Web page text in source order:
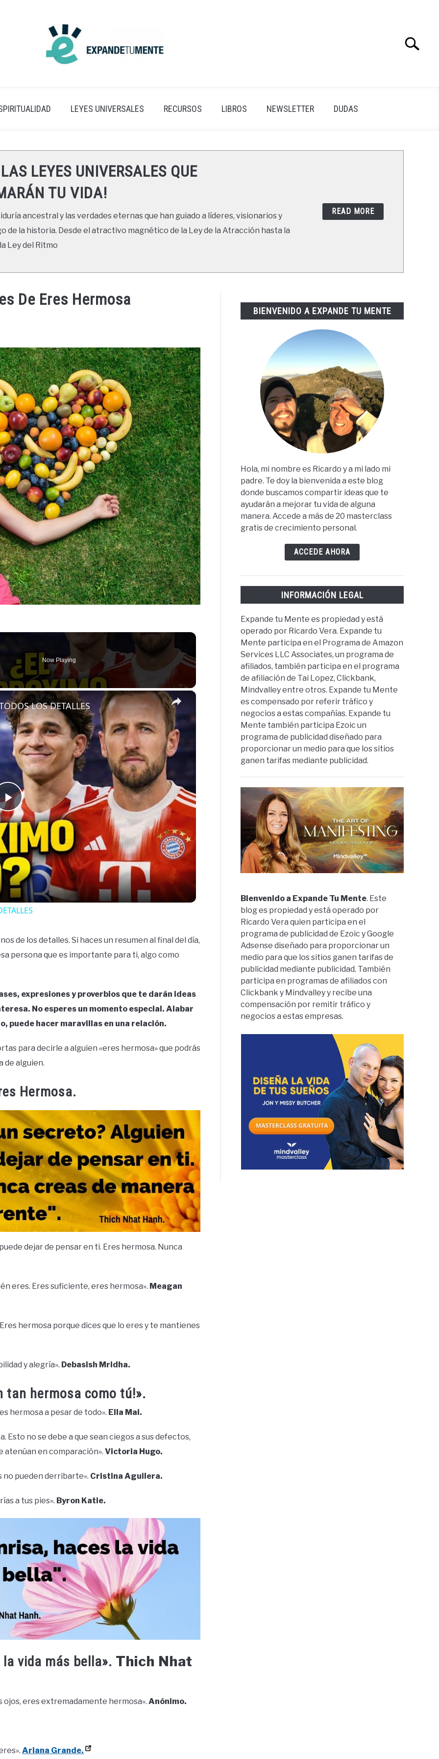
Search
LEYES UNIVERSALES RECURSOS LIBROS NEWSLETTER DUDAS
LEYES UNIVERSALES QUE
TU VIDA!
ancestral y las verdades eternas que han guiado a líderes, visionarios y
de la historia. Desde el atractivo magnético de la Ley de la Atracción hasta la
Ley del Ritmo
READ MORE
De Eres Hermosa
Now Playing
×
Play
Video
LOS DETALLES
de los detalles. Si haces un resumen al final del día,
persona que es importante para ti, algo como
expresiones y proverbios que te darán ideas
No esperes un momento especial. Alabar
puede hacer maravillas en una relación.
para decirle a alguien «eres hermosa» que podrás
de alguien.
Hermosa.
dejar de pensar en ti. Eres hermosa. Nunca
eres. Eres suficiente, eres hermosa». Meagan
hermosa porque dices que lo eres y te mantienes
y alegría». Debasish Mridha.
tan hermosa como tú!».
hermosa a pesar de todo». Ella Mai.
Esto no se debe a que sean ciegos a sus defectos,
atenúan en comparación». Victoria Hugo.
no pueden derribarte». Cristina Aguilera.
a tus pies». Byron Katie.
vida más bella». Thich Nhat
ojos, eres extremadamente hermosa». Anónimo.
Ariana Grande.
BIENVENIDO A EXPANDE TU MENTE
Hola, mi nombre es Ricardo y a mi lado mi
padre. Te doy la bienvenida a este blog
donde buscamos compartir ideas que te
ayudarán a mejorar tu vida de alguna
manera. Accede a más de 20 masterclass
gratis de crecimiento personal.
ACCEDE AHORA
INFORMACIÓN LEGAL
Expande tu Mente es propiedad y está
operado por Ricardo Vera. Expande tu
Mente participa en el Programa de Amazon
Services LLC Associates, un programa de
afiliados, también participa en el programa
de afiliación de Tai Lopez, Clickbank,
Mindvalley entre otros. Expande tu Mente
es compensado por referir tráfico y
negocios a estas compañías. Expande tu
Mente también participa Ezoic un
programa de publicidad diseñado para
proporcionar un medio para que los sitios
ganen tarifas mediante publicidad.
Bienvenido a Expande Tu Mente. Este
blog es propiedad y está operado por
Ricardo Vera quien participa en el
programa de publicidad de Ezoic y Google
Adsense diseñado para proporcionar un
medio para que los sitios ganen tarifas de
publicidad mediante publicidad. También
participa en programas de afiliados con
Clickbank y Mindvalley y recibe una
compensación por remitir tráfico y
negocios a estas empresas.